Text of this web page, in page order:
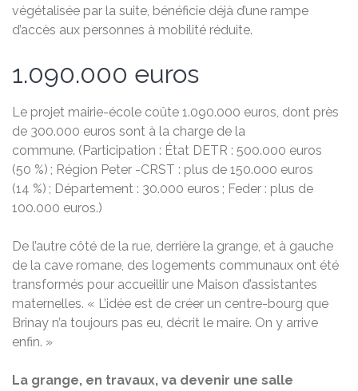
végétalisée par la suite, bénéficie déjà d’une rampe
d’accès aux personnes à mobilité réduite.
1.090.000 euros
Le projet mairie-école coûte 1.090.000 euros, dont près
de 300.000 euros sont à la charge de la
commune. (Participation : État DETR : 500.000 euros
(50 %) ; Région Peter -CRST : plus de 150.000 euros
(14 %) ; Département : 30.000 euros ; Feder : plus de
100.000 euros.)
De l’autre côté de la rue, derrière la grange, et à gauche
de la cave romane, des logements communaux ont été
transformés pour accueillir une Maison d’assistantes
maternelles. « L’idée est de créer un centre-bourg que
Brinay n’a toujours pas eu, décrit le maire. On y arrive
enfin. »
La grange, en travaux, va devenir une salle